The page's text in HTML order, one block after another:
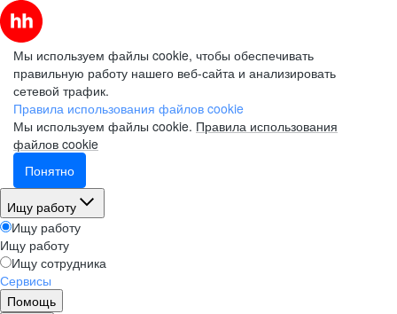
Мы используем файлы cookie, чтобы обеспечивать
правильную работу нашего веб-сайта и анализировать
сетевой трафик.
Правила использования файлов cookie
Мы используем файлы cookie. Правила использования
файлов cookie
Понятно
Ищу работу
Ищу работу
Ищу работу
Ищу сотрудника
Сервисы
Помощь